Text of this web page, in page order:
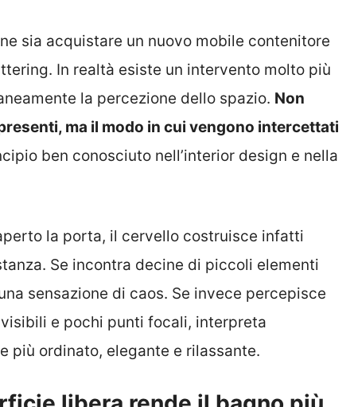
sia acquistare un nuovo mobile contenitore
In realtà esiste un intervento molto più
la percezione dello spazio. Non
ma il modo in cui vengono intercettati
ben conosciuto nell’interior design e nella
la porta, il cervello costruisce infatti
Se incontra decine di piccoli elementi
sensazione di caos. Se invece percepisce
e pochi punti focali, interpreta
più ordinato, elegante e rilassante.